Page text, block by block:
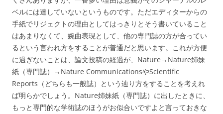
ベルには達していないというものです。ただエディターからの
手紙でリジェクトの理由としてはっきりとそう書いていること
はあまりなくて、婉曲表現として、他の専門誌の方が合ってい
るという言われ方をすることが普通だと思います。これが方便
に過ぎないことは、論文投稿の経過が、Nature→Nature姉妹
紙（専門誌）→Nature CommunicationsやScientific
Reports（どちらも一般誌）という辿り方をすることを考えれ
ば明らかでしょう。Nature姉妹紙（専門誌）に出したときに、
もっと専門的な学術誌のほうがお似合いですよと言っておきな